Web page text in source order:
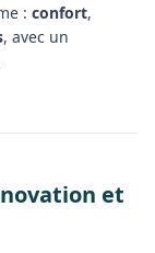
: confort,
, avec un
et